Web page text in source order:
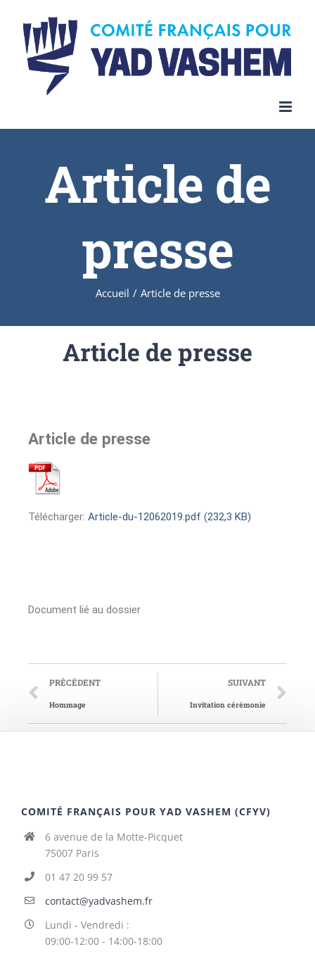
Article de
presse
Accueil / Article de presse
Article de presse
Article de presse
Télécharger: Article-du-12062019.pdf (232,3 KB)
Document lié au dossier
PRÉCÉDENT
Hommage
SUIVANT
Invitation cérémonie
COMITÉ FRANÇAIS POUR YAD VASHEM (CFYV)
6 avenue de la Motte-Picquet
75007 Paris
01 47 20 99 57
contact@yadvashem.fr
Lundi - Vendredi :
09:00-12:00 - 14:00-18:00